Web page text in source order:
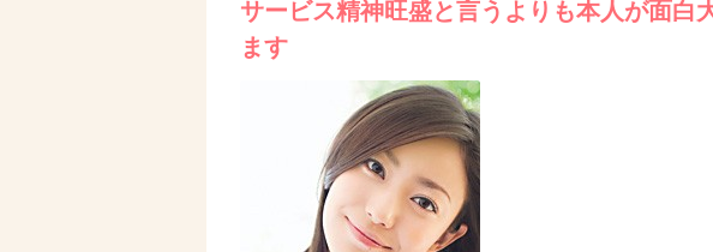
サービス精神旺盛と言うよりも本人が面白
ます